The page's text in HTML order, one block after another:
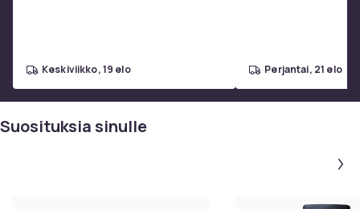
keskiviikko, 19 elo perjantai, 21 elo
Suosituksia sinulle